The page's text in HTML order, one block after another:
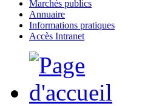
Marchés publics
Annuaire
Informations pratiques
Accès Intranet